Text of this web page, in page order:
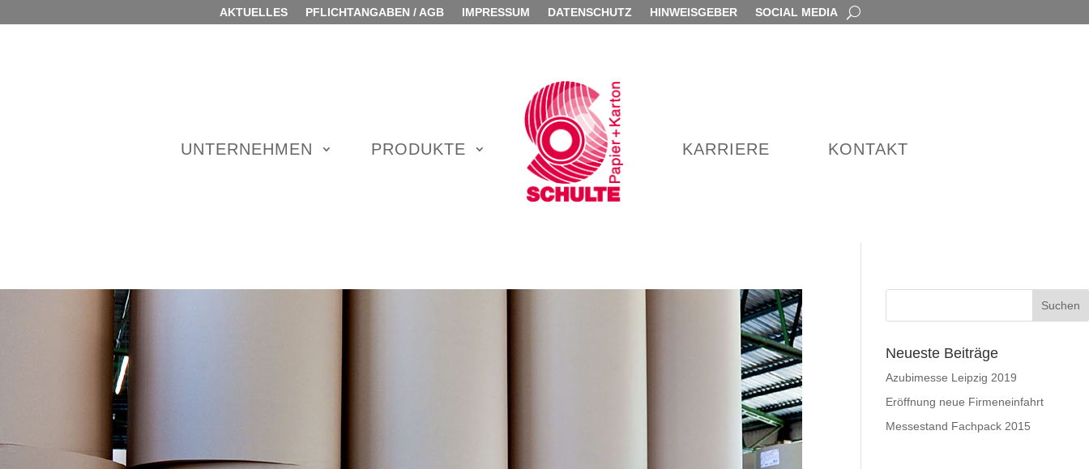
AKTUELLES PFLICHTANGABEN / AGB IMPRESSUM DATENSCHUTZ HINWEISGEBER SOCIAL MEDIA
UNTERNEHMEN PRODUKTE KARRIERE KONTAKT
Neueste Beiträge
Azubimesse Leipzig 2019
Eröffnung neue Firmeneinfahrt
Messestand Fachpack 2015